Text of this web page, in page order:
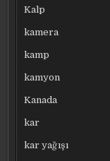
Kalp
kamera
kamp
kamyon
Kanada
kar
kar yağışı